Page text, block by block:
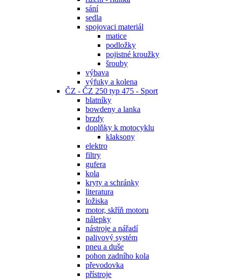
sání
sedla
spojovaci materiál
matice
podložky
pojistné kroužky
šrouby
výbava
výfuky a kolena
ČZ - ČZ 250 typ 475 - Sport
blatníky
bowdeny a lanka
brzdy
doplňky k motocyklu
klaksony
elektro
filtry
gufera
kola
kryty a schránky
literatura
ložiska
motor, skříň motoru
nálepky
nástroje a nářadí
palivový systém
pneu a duše
pohon zadního kola
převodovka
přístroje